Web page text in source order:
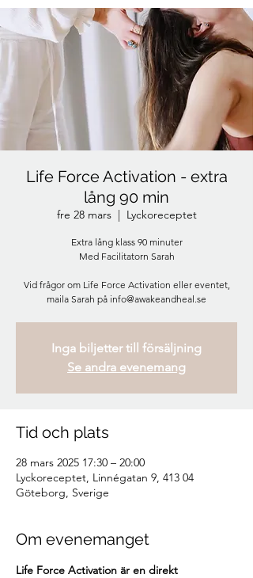
Life Force Activation - extra
lång 90 min
fre 28 mars
  |
Lyckoreceptet
Extra lång klass 90 minuter
Med Facilitatorn Sarah
Vid frågor om Life Force Activation eller eventet,
maila Sarah på info@awakeandheal.se
Inga biljetter till försäljning
Se andra evenemang
Tid och plats
28 mars 2025 17:30 – 20:00
Lyckoreceptet, Linnégatan 9, 413 04
Göteborg, Sverige
Om evenemanget
Life Force Activation är en direkt